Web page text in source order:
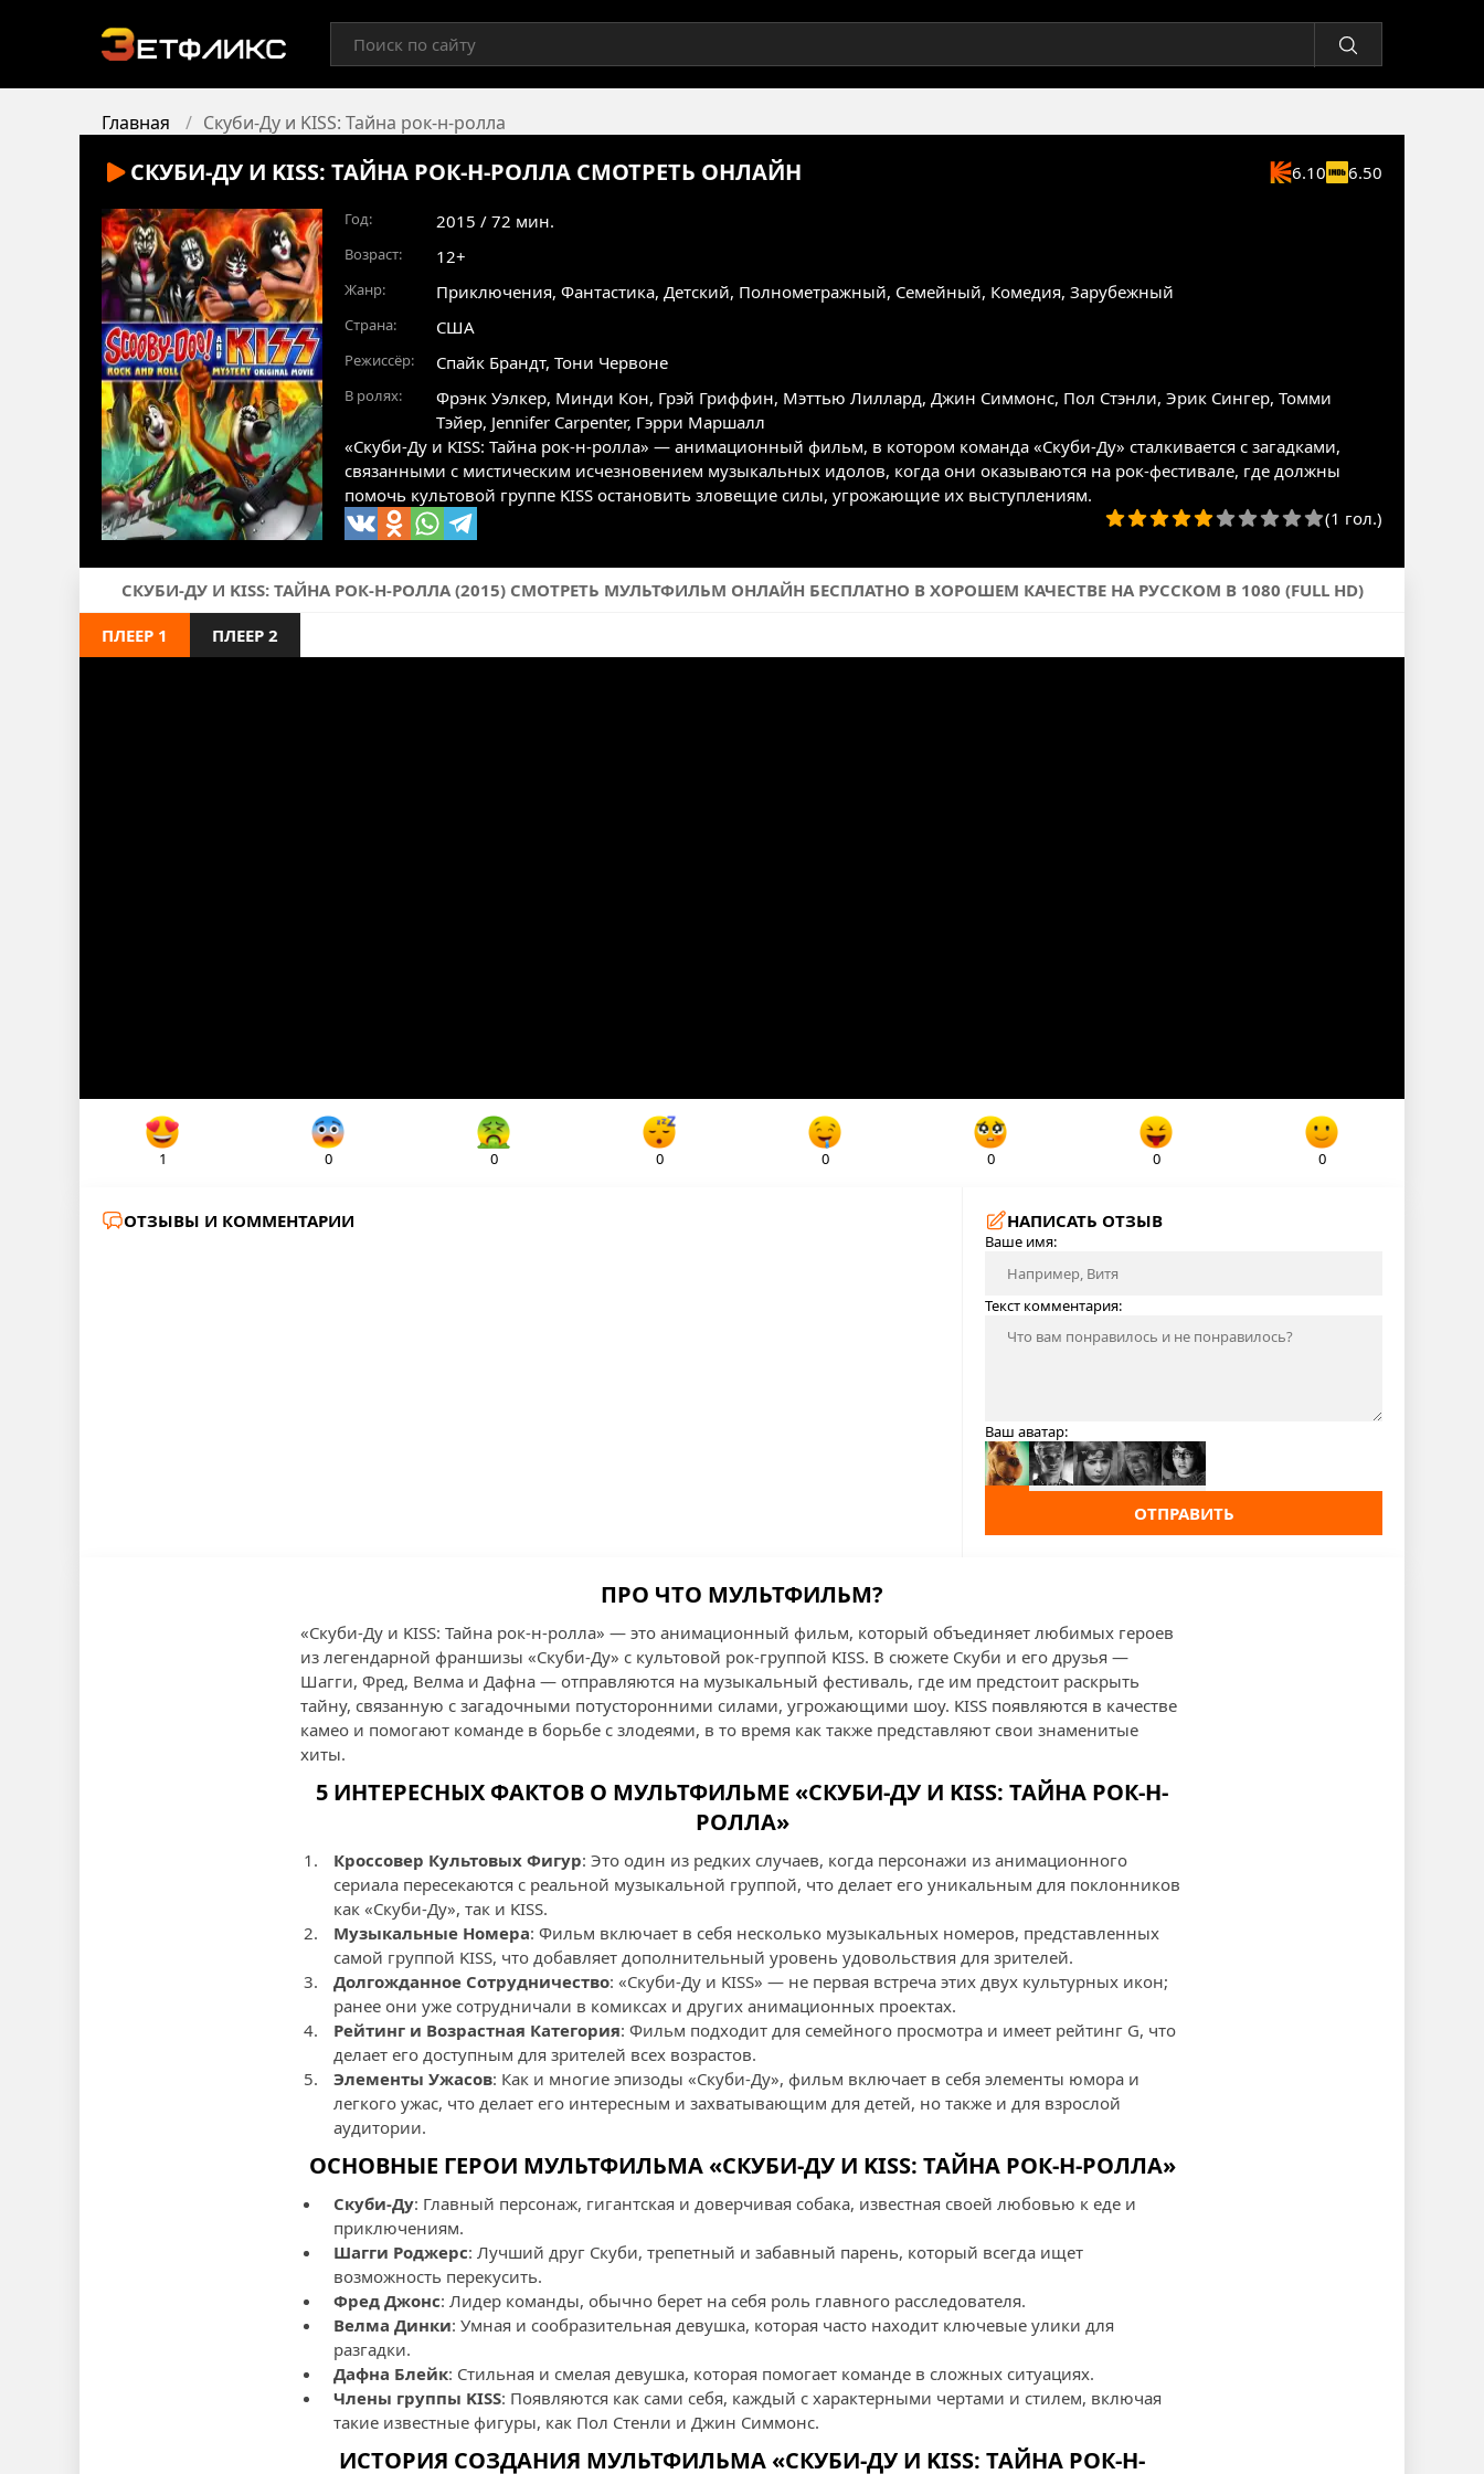
Главная Скуби-Ду и KISS: Тайна рок-н-ролла
СКУБИ-ДУ И KISS: ТАЙНА РОК-Н-РОЛЛА СМОТРЕТЬ ОНЛАЙН 6.10 6.50
Год: 2015 / 72 мин.
Возраст: 12+
Жанр: Приключения, Фантастика, Детский, Полнометражный, Семейный, Комедия, Зарубежный
Страна: США
Режиссёр: Спайк Брандт, Тони Червоне
В ролях: Фрэнк Уэлкер, Минди Кон, Грэй Гриффин, Мэттью Лиллард, Джин Симмонс, Пол Стэнли, Эрик Сингер, Томми
Тэйер, Jennifer Carpenter, Гэрри Маршалл
«Скуби-Ду и KISS: Тайна рок-н-ролла» — анимационный фильм, в котором команда «Скуби-Ду» сталкивается с загадками,
связанными с мистическим исчезновением музыкальных идолов, когда они оказываются на рок-фестивале, где должны
помочь культовой группе KISS остановить зловещие силы, угрожающие их выступлениям.
(1 гол.)
СКУБИ-ДУ И KISS: ТАЙНА РОК-Н-РОЛЛА (2015) СМОТРЕТЬ МУЛЬТФИЛЬМ ОНЛАЙН БЕСПЛАТНО В ХОРОШЕМ КАЧЕСТВЕ НА РУССКОМ В 1080 (FULL HD)
ПЛЕЕР 1 ПЛЕЕР 2
1 0 0 0 0 0 0 0
ОТЗЫВЫ И КОММЕНТАРИИ НАПИСАТЬ ОТЗЫВ
Ваше имя:
Текст комментария:
Ваш аватар:
ОТПРАВИТЬ
ПРО ЧТО МУЛЬТФИЛЬМ?
«Скуби-Ду и KISS: Тайна рок-н-ролла» — это анимационный фильм, который объединяет любимых героев
из легендарной франшизы «Скуби-Ду» с культовой рок-группой KISS. В сюжете Скуби и его друзья —
Шагги, Фред, Велма и Дафна — отправляются на музыкальный фестиваль, где им предстоит раскрыть
тайну, связанную с загадочными потусторонними силами, угрожающими шоу. KISS появляются в качестве
камео и помогают команде в борьбе с злодеями, в то время как также представляют свои знаменитые
хиты.
5 ИНТЕРЕСНЫХ ФАКТОВ О МУЛЬТФИЛЬМЕ «СКУБИ-ДУ И KISS: ТАЙНА РОК-Н-
РОЛЛА»
Кроссовер Культовых Фигур: Это один из редких случаев, когда персонажи из анимационного
сериала пересекаются с реальной музыкальной группой, что делает его уникальным для поклонников
как «Скуби-Ду», так и KISS.
Музыкальные Номера: Фильм включает в себя несколько музыкальных номеров, представленных
самой группой KISS, что добавляет дополнительный уровень удовольствия для зрителей.
Долгожданное Сотрудничество: «Скуби-Ду и KISS» — не первая встреча этих двух культурных икон;
ранее они уже сотрудничали в комиксах и других анимационных проектах.
Рейтинг и Возрастная Категория: Фильм подходит для семейного просмотра и имеет рейтинг G, что
делает его доступным для зрителей всех возрастов.
Элементы Ужасов: Как и многие эпизоды «Скуби-Ду», фильм включает в себя элементы юмора и
легкого ужас, что делает его интересным и захватывающим для детей, но также и для взрослой
аудитории.
ОСНОВНЫЕ ГЕРОИ МУЛЬТФИЛЬМА «СКУБИ-ДУ И KISS: ТАЙНА РОК-Н-РОЛЛА»
Скуби-Ду: Главный персонаж, гигантская и доверчивая собака, известная своей любовью к еде и
приключениям.
Шагги Роджерс: Лучший друг Скуби, трепетный и забавный парень, который всегда ищет
возможность перекусить.
Фред Джонс: Лидер команды, обычно берет на себя роль главного расследователя.
Велма Динки: Умная и сообразительная девушка, которая часто находит ключевые улики для
разгадки.
Дафна Блейк: Стильная и смелая девушка, которая помогает команде в сложных ситуациях.
Члены группы KISS: Появляются как сами себя, каждый с характерными чертами и стилем, включая
такие известные фигуры, как Пол Стенли и Джин Симмонс.
ИСТОРИЯ СОЗДАНИЯ МУЛЬТФИЛЬМА «СКУБИ-ДУ И KISS: ТАЙНА РОК-Н-